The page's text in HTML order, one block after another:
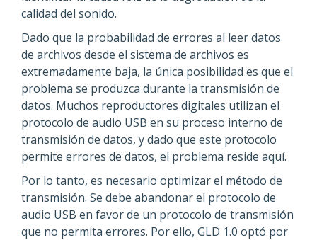
calidad del sonido.
Dado que la probabilidad de errores al leer datos
de archivos desde el sistema de archivos es
extremadamente baja, la única posibilidad es que el
problema se produzca durante la transmisión de
datos. Muchos reproductores digitales utilizan el
protocolo de audio USB en su proceso interno de
transmisión de datos, y dado que este protocolo
permite errores de datos, el problema reside aquí.
Por lo tanto, es necesario optimizar el método de
transmisión. Se debe abandonar el protocolo de
audio USB en favor de un protocolo de transmisión
que no permita errores. Por ello, GLD 1.0 optó por